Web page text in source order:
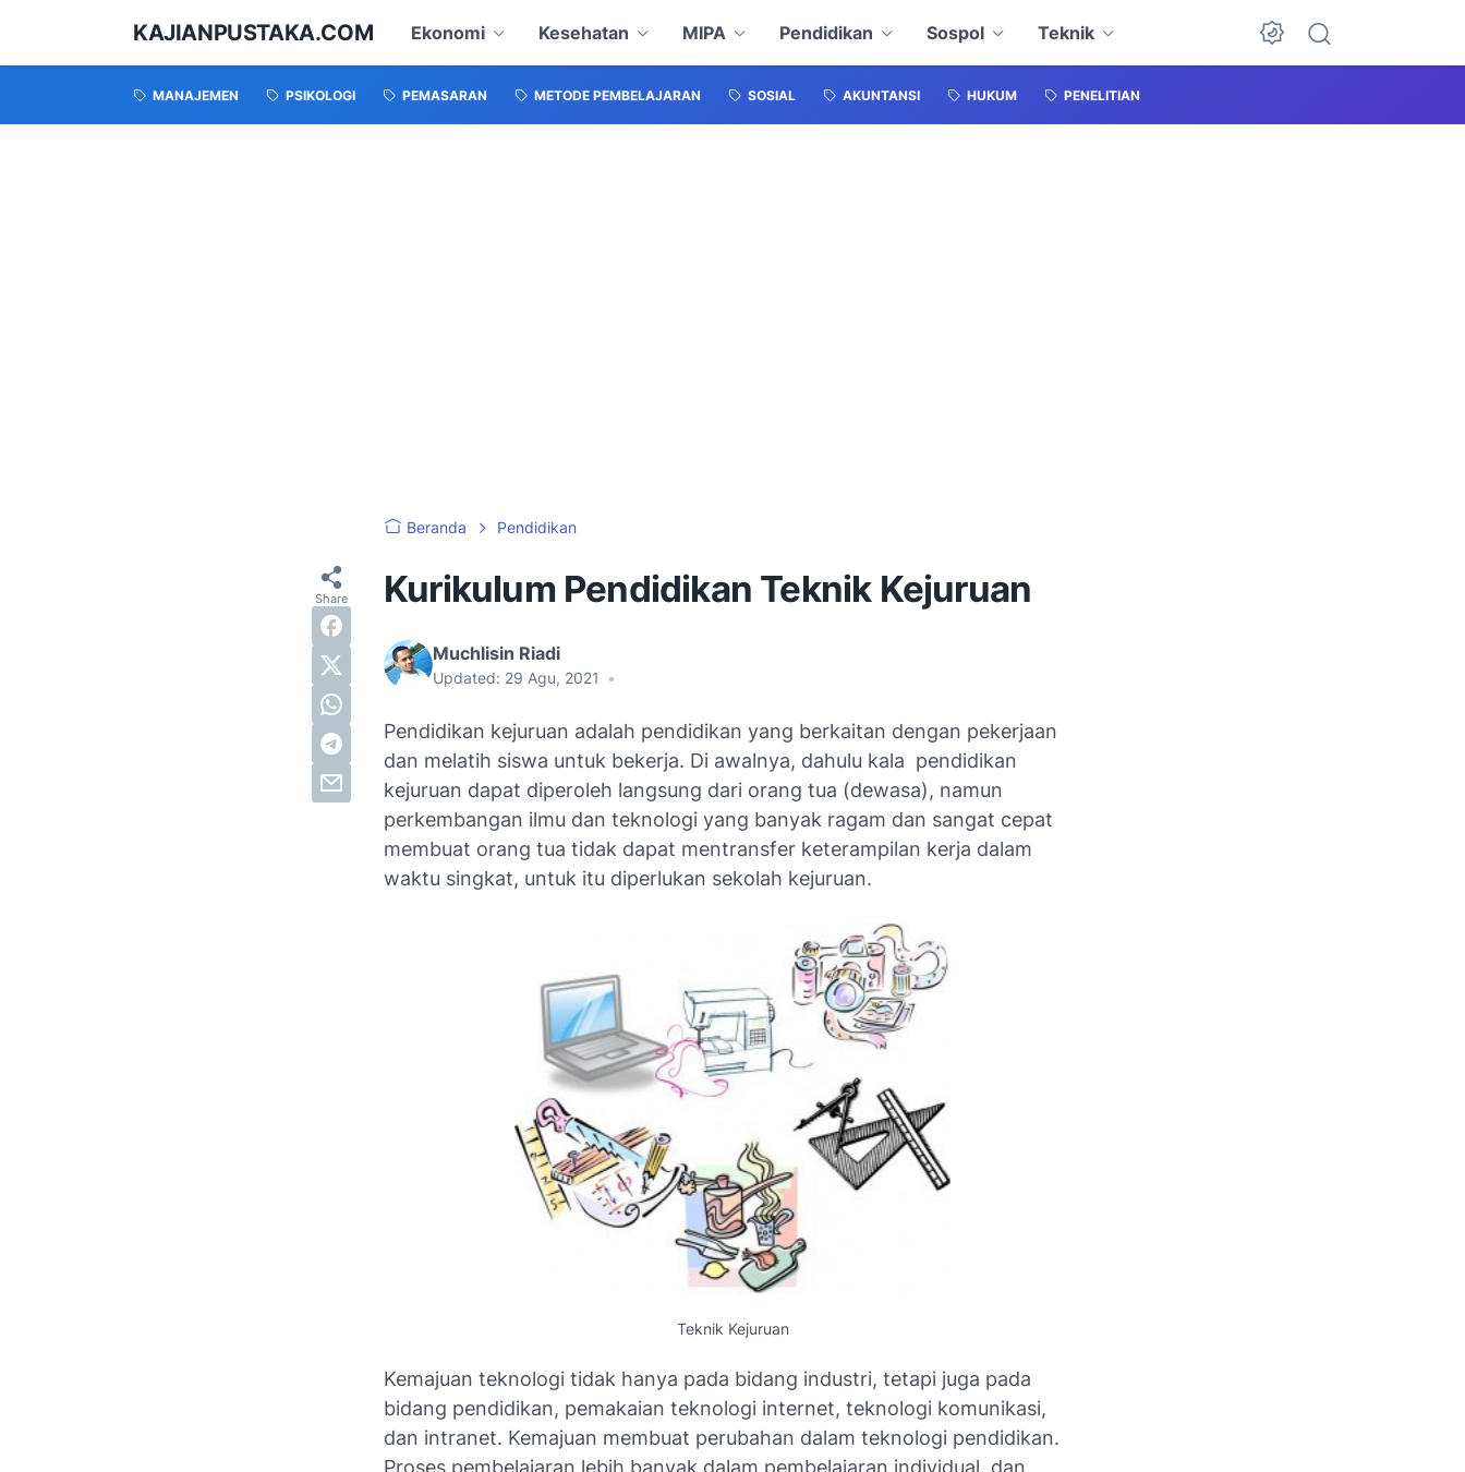
KAJIANPUSTAKA.COM Ekonomi Kesehatan MIPA Pendidikan Sospol Teknik
MANAJEMEN PSIKOLOGI PEMASARAN METODE PEMBELAJARAN SOSIAL AKUNTANSI HUKUM PENELITIAN
Beranda Pendidikan
Kurikulum Pendidikan Teknik Kejuruan
Muchlisin Riadi
Updated: 29 Agu, 2021 •
Pendidikan kejuruan adalah pendidikan yang berkaitan dengan pekerjaan
dan melatih siswa untuk bekerja. Di awalnya, dahulu kala pendidikan
kejuruan dapat diperoleh langsung dari orang tua (dewasa), namun
perkembangan ilmu dan teknologi yang banyak ragam dan sangat cepat
membuat orang tua tidak dapat mentransfer keterampilan kerja dalam
waktu singkat, untuk itu diperlukan sekolah kejuruan.
Teknik Kejuruan
Kemajuan teknologi tidak hanya pada bidang industri, tetapi juga pada
bidang pendidikan, pemakaian teknologi internet, teknologi komunikasi,
dan intranet. Kemajuan membuat perubahan dalam teknologi pendidikan.
Proses pembelajaran lebih banyak dalam pembelajaran individual, dan